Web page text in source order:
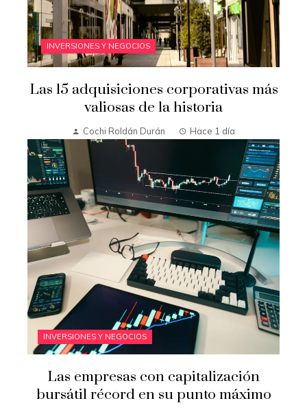
INVERSIONES Y NEGOCIOS
Las 15 adquisiciones corporativas más
valiosas de la historia
Cochi Roldán Durán Hace 1 día
INVERSIONES Y NEGOCIOS
Las empresas con capitalización
bursátil récord en su punto máximo